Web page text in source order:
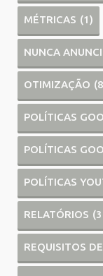
MÉTRICAS (1)
NUNCA
OTIMIZAÇÃO
POLÍTICAS
POLÍTICAS
POLÍTICAS
RELATÓRIOS
REQUISITOS